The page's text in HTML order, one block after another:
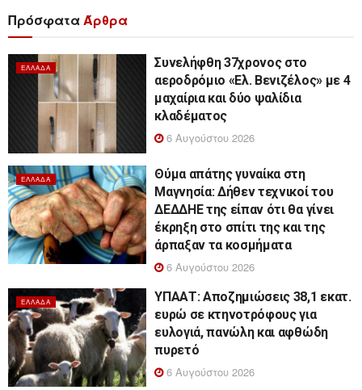
ΠρόσφαταΆρθρα
ΕΛΛΆΔΑ
Συνελήφθη 37χρονος στο
αεροδρόμιο «Ελ. Βενιζέλος» με 4
μαχαίρια και δύο ψαλίδια
κλαδέματος
6 Αυγούστου 2026
ΕΛΛΆΔΑ
Θύμα απάτης γυναίκα στη
Μαγνησία: Δήθεν τεχνικοί του
ΔΕΔΔΗΕ της είπαν ότι θα γίνει
έκρηξη στο σπίτι της και της
άρπαξαν τα κοσμήματα
6 Αυγούστου 2026
ΕΛΛΆΔΑ
ΥΠΑΑΤ: Αποζημιώσεις 38,1 εκατ.
ευρώ σε κτηνοτρόφους για
ευλογιά, πανώλη και αφθώδη
πυρετό
6 Αυγούστου 2026